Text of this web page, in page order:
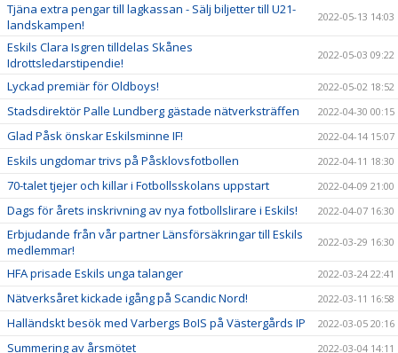
Tjäna extra pengar till lagkassan - Sälj biljetter till U21-
landskampen!
2022-05-13 14:03
Eskils Clara Isgren tilldelas Skånes
Idrottsledarstipendie!
2022-05-03 09:22
Lyckad premiär för Oldboys! 2022-05-02 18:52
Stadsdirektör Palle Lundberg gästade nätverksträffen 2022-04-30 00:15
Glad Påsk önskar Eskilsminne IF! 2022-04-14 15:07
Eskils ungdomar trivs på Påsklovsfotbollen 2022-04-11 18:30
70-talet tjejer och killar i Fotbollsskolans uppstart 2022-04-09 21:00
Dags för årets inskrivning av nya fotbollslirare i Eskils! 2022-04-07 16:30
Erbjudande från vår partner Länsförsäkringar till Eskils
medlemmar!
2022-03-29 16:30
HFA prisade Eskils unga talanger 2022-03-24 22:41
Nätverksåret kickade igång på Scandic Nord! 2022-03-11 16:58
Halländskt besök med Varbergs BoIS på Västergårds IP 2022-03-05 20:16
Summering av årsmötet 2022-03-04 14:11